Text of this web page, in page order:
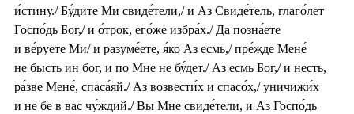
и́стину./ Бу́дите Ми свиде́тели,/ и Аз Свиде́тель, глаго́лет
Госпо́дь Бог,/ и о́трок, его́же избра́х./ Да позна́ете
и ве́руете Ми/ и разуме́ете, я́ко Аз есмь,/ пре́жде Мене́
не бысть ин бог, и по Мне не бу́дет./ Аз есмь Бог,/ и несть,
ра́зве Мене́, спаса́яй./ Аз возвести́х и спасо́х,/ уничижи́х
и не бе в вас чу́ждий./ Вы Мне свиде́тели, и Аз Госпо́дь